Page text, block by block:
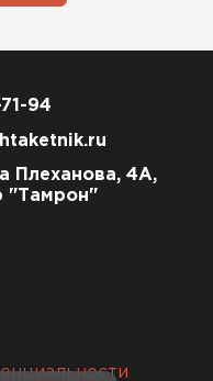
94
Плеханова, 4А,
"Тамрон"